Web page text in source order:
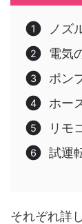
ノズ
電気
ポン
ホー
リモ
試運
それぞれ詳